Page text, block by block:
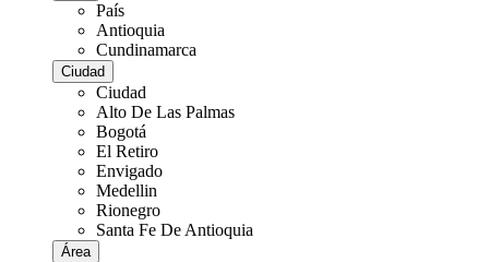
País
Antioquia
Cundinamarca
Ciudad
Ciudad
Alto De Las Palmas
Bogotá
El Retiro
Envigado
Medellin
Rionegro
Santa Fe De Antioquia
Área